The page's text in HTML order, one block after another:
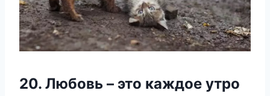
20. Любовь – это каждое утро